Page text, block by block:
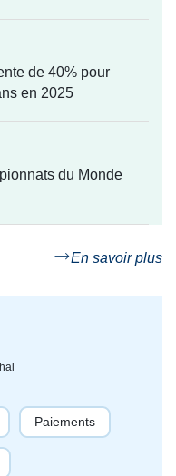
de 40% pour
en 2025
du Monde
En savoir plus
Paiements